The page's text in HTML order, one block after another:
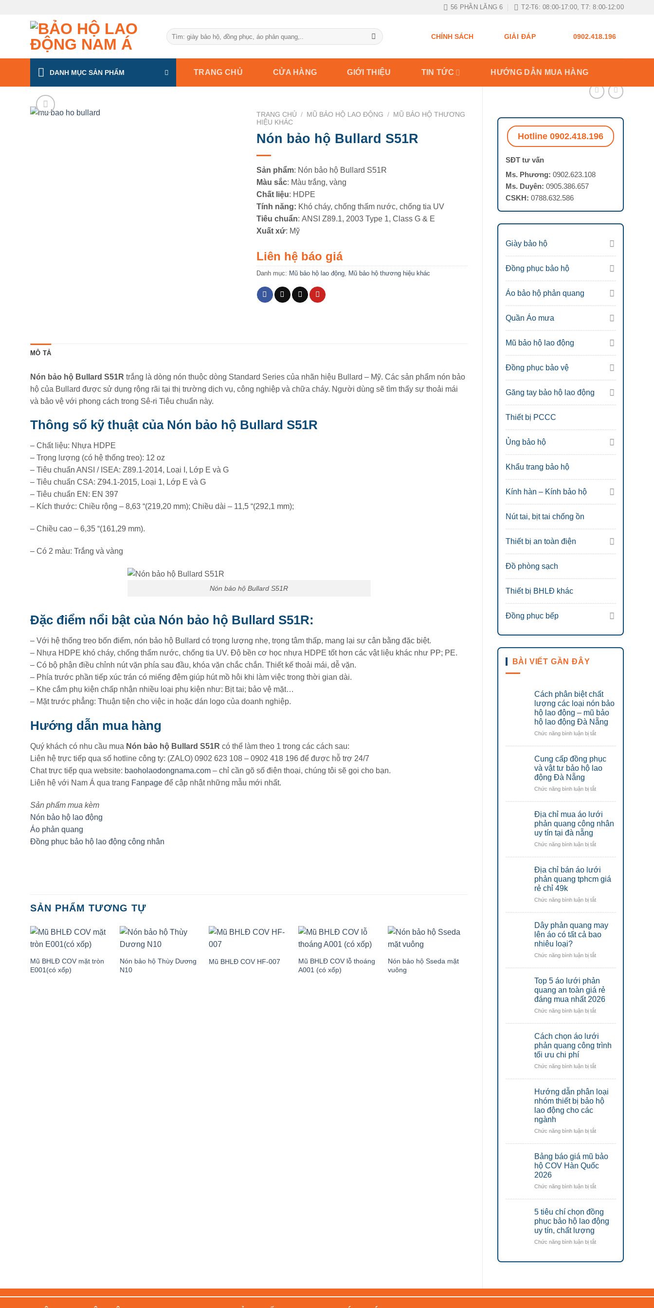
56 PHẦN LĂNG 6 T2-T6: 08:00-17:00, T7: 8:00-12:00
Tìm
kiếm:
CHÍNH SÁCH GIẢI ĐÁP 0902.418.196
DANH MỤC SẢN PHẨM TRANG CHỦ CỬA HÀNG GIỚI THIỆU TIN TỨC HƯỚNG DẪN MUA HÀNG
Hotline 0902.418.196
SĐT tư vấn
Ms. Phương: 0902.623.108
Ms. Duyên: 0905.386.657
CSKH: 0788.632.586
Giày bảo hộ
Đồng phục bảo hộ
Áo bảo hộ phản quang
Quần Áo mưa
Mũ bảo hộ lao động
Đồng phục bảo vệ
Găng tay bảo hộ lao động
Thiết bị PCCC
Ủng bảo hộ
Khẩu trang bảo hộ
Kính hàn – Kính bảo hộ
Nút tai, bịt tai chống ồn
Thiết bị an toàn điện
Đồ phòng sạch
Thiết bị BHLĐ khác
Đồng phục bếp
BÀI VIẾT GẦN ĐÂY
Cách phân biệt chất
lượng các loại nón bảo
hộ lao động – mũ bảo
hộ lao động Đà Nẵng
Chức năng bình luận bị tắtở
biệt
chất
loại
hộ
lao
hộ
lao
động
Nẵng
Cung cấp đồng phục
và vật tư bảo hộ lao
động Đà Nẵng
Chức năng bình luận bị tắtở
đồng
phục
tư
lao
động
Địa chỉ mua áo lưới
phản quang công nhân
uy tín tại đà nẵng
Chức năng bình luận bị tắtở
mua
áo
lưới
quang
uy
tín
Địa chỉ bán áo lưới
phản quang tphcm giá
rẻ chỉ 49k
Chức năng bình luận bị tắtở
bán
áo
quang
rẻ
chỉ
49k
Dây phản quang may
lên áo có tất cả bao
nhiêu loại?
Chức năng bình luận bị tắtở
quang
may
lên
có
bao
nhiêu
Top 5 áo lưới phản
quang an toàn giá rẻ
đáng mua nhất 2026
Chức năng bình luận bị tắtở
áo
lưới
an
rẻ
đáng
Cách chọn áo lưới
phản quang công trình
tối ưu chi phí
Chức năng bình luận bị tắtở
áo
lưới
trình
chi
phí
Hướng dẫn phân loại
nhóm thiết bị bảo hộ
lao động cho các
ngành
Chức năng bình luận bị tắtở
phân
loại
bị
lao
động
Bảng báo giá mũ bảo
hộ COV Hàn Quốc
2026
Chức năng bình luận bị tắtở
giá
mũ
COV
Quốc
5 tiêu chí chọn đồng
phục bảo hộ lao động
uy tín, chất lượng
Chức năng bình luận bị tắtở
bảo
TRANG CHỦ / MŨ BẢO HỘ LAO ĐỘNG /
MŨ BẢO HỘ THƯƠNG
HIỆU KHÁC
Nón bảo hộ Bullard S51R
Sản phẩm: Nón bảo hộ Bullard S51R
Màu sắc: Màu trắng, vàng
Chất liệu: HDPE
Tính năng: Khó cháy, chống thấm nước, chống tia UV
Tiêu chuẩn: ANSI Z89.1, 2003 Type 1, Class G & E
Xuất xứ: Mỹ
Liên hệ báo giá
Danh mục: Mũ bảo hộ lao động, Mũ bảo hộ thương hiệu khác
MÔ TẢ
Nón bảo hộ Bullard S51R trắng là dòng nón thuộc dòng Standard Series của nhãn hiệu Bullard – Mỹ. Các sản phẩm nón bảo
hộ của Bullard được sử dụng rộng rãi tại thị trường dịch vụ, công nghiệp và chữa cháy. Người dùng sẽ tìm thấy sự thoải mái
và bảo vệ với phong cách trong Sê-ri Tiêu chuẩn này.
Thông số kỹ thuật của Nón bảo hộ Bullard S51R
– Chất liệu: Nhựa HDPE
– Trọng lượng (có hệ thống treo): 12 oz
– Tiêu chuẩn ANSI / ISEA: Z89.1-2014, Loại I, Lớp E và G
– Tiêu chuẩn CSA: Z94.1-2015, Loại 1, Lớp E và G
– Tiêu chuẩn EN: EN 397
– Kích thước: Chiều rộng – 8,63 “(219,20 mm); Chiều dài – 11,5 “(292,1 mm);
– Chiều cao – 6,35 “(161,29 mm).
– Có 2 màu: Trắng và vàng
Nón bảo hộ Bullard S51R
Đặc điểm nổi bật của Nón bảo hộ Bullard S51R:
– Với hệ thống treo bốn điểm, nón bảo hộ Bullard có trọng lượng nhẹ, trọng tâm thấp, mang lại sự cân bằng đặc biệt.
– Nhựa HDPE khó cháy, chống thấm nước, chống tia UV. Độ bền cơ học nhựa HDPE tốt hơn các vật liệu khác như PP; PE.
– Có bộ phận điều chỉnh nút vặn phía sau đầu, khóa vặn chắc chắn. Thiết kế thoải mái, dễ vặn.
– Phía trước phần tiếp xúc trán có miếng đệm giúp hút mồ hôi khi làm việc trong thời gian dài.
– Khe cắm phụ kiện chấp nhận nhiều loại phụ kiện như: Bịt tai; bảo vệ mặt…
– Mặt trước phẳng: Thuận tiện cho việc in hoặc dán logo của doanh nghiệp.
Hướng dẫn mua hàng
Quý khách có nhu cầu mua Nón bảo hộ Bullard S51R có thể làm theo 1 trong các cách sau:
Liên hệ trực tiếp qua số hotline công ty: (ZALO) 0902 623 108 – 0902 418 196 để được hỗ trợ 24/7
Chat trực tiếp qua website: baoholaodongnama.com – chỉ cần gõ số điện thoại, chúng tôi sẽ gọi cho bạn.
Liên hệ với Nam Á qua trang Fanpage để cập nhật những mẫu mới nhất.
Sản phẩm mua kèm
Nón bảo hộ lao động
Áo phản quang
Đồng phục bảo hộ lao động công nhân
SẢN PHẨM TƯƠNG TỰ
Mũ BHLĐ COV mặt tròn
E001(có xốp)
Nón bảo hộ Thùy Dương
N10
Mũ BHLĐ COV HF-007
Mũ BHLĐ COV lỗ thoáng
A001 (có xốp)
Nón bảo hộ Sseda mặt
vuông